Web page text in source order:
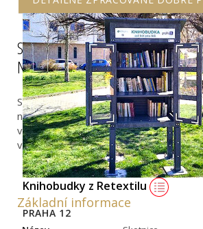
Knihobudky z Retextilu
PRAHA 12
Skotnice: Participace v malé obci
Nezapomínejme ani na naše
Skotnice aktivně zapojuje všechny
nezapomíná ani na tu nejmladší. Děti
v obci, jsou informovány srozumitelně
věku, učí se komunikovat a podílet se
Základní informace